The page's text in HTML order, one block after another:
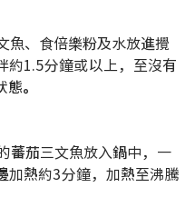
魚、食倍樂粉及水放進攪
約1.5分鐘或以上，至沒有
態。
蕃茄三文魚放入鍋中，一
加熱約3分鐘，加熱至沸騰